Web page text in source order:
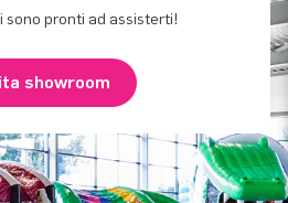
sono pronti ad assisterti!
showroom